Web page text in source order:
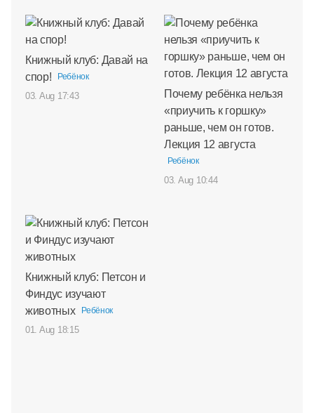
Книжный клуб: Давай на
спор!
Ребёнок
03. Aug 17:43
Почему ребёнка нельзя
«приучить к горшку»
раньше, чем он готов.
Лекция 12 августа
Ребёнок
03. Aug 10:44
Книжный клуб: Петсон и
Финдус изучают
животных
Ребёнок
01. Aug 18:15